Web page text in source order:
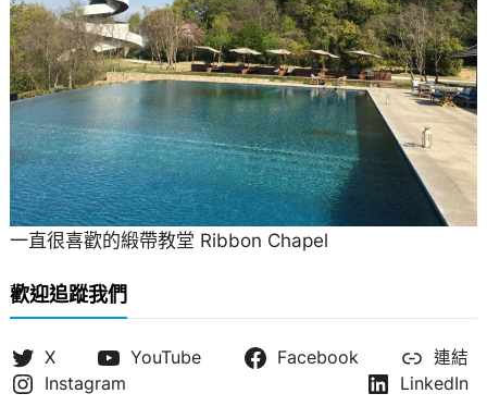
一直很喜歡的緞帶教堂 Ribbon Chapel
歡迎追蹤我們
X YouTube Facebook
連結
Instagram
LinkedIn